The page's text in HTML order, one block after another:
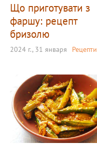
Що приготувати з
фаршу: рецепт
бризолю
2024 г., 31 января Рецепти